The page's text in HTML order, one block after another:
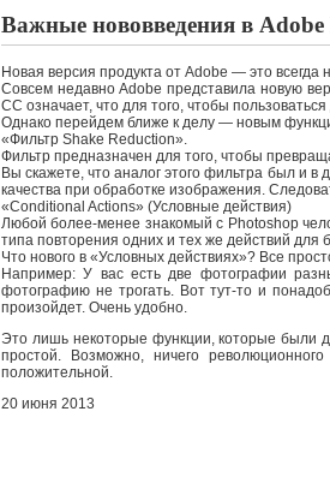
Важные нововведения в Adobe
Новая версия продукта от Adobe — это
Совсем недавно Adobe представила новую
CC означает, что для того, чтобы
Однако перейдем ближе к делу — новым
«Фильтр Shake Reduction».
Фильтр предназначен для того, чтобы
Вы скажете, что аналог этого фильтра был и в
качества при обработке изображения.
«Conditional Actions» (Условные действия)
Любой более-менее знакомый с Photoshop
типа повторения одних и тех же действий для
Что нового в «Условных действиях»? Все
Например: У вас есть две фотографии
фотографию не трогать. Вот тут-то и
произойдет. Очень удобно.
Это лишь некоторые функции, которые были
простой. Возможно, ничего
положительной.
20 июня 2013